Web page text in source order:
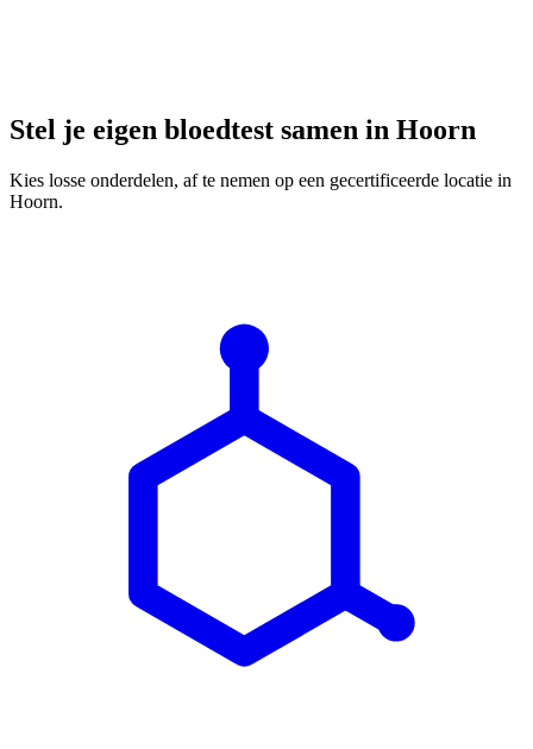
Stel je eigen bloedtest samen in Hoorn
Kies losse onderdelen, af te nemen op een gecertificeerde locatie in
Hoorn.